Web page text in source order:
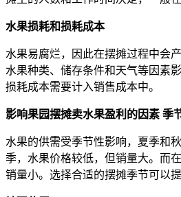
水果损耗和损耗成本
水果易腐烂，因此在摆摊过程中会
水果种类、储存条件和天气等因素
损耗成本需要计入销售成本中。
影响果园摆摊卖水果盈利的因素 季
水果的供需受季节性影响，夏季和
季，水果价格较低，但销量大。而
销量小。选择合适的摆摊季节可以提